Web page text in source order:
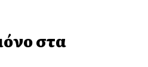
στα